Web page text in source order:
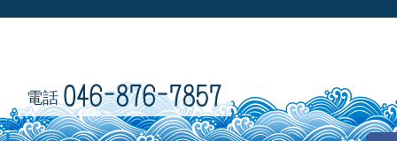
電話 046-876-7857